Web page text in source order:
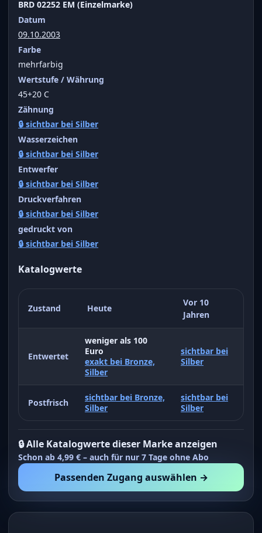
BRD 02252 EM (Einzelmarke)
Datum
09.10.2003
Farbe
mehrfarbig
Wertstufe / Währung
45+20 C
Zähnung
🔒 sichtbar bei Silber
Wasserzeichen
🔒 sichtbar bei Silber
Entwerfer
🔒 sichtbar bei Silber
Druckverfahren
🔒 sichtbar bei Silber
gedruckt von
🔒 sichtbar bei Silber
Katalogwerte
Zustand Heute
Vor 10
Jahren
Entwertet
weniger als 100
Euro
exakt bei Bronze,
Silber
sichtbar bei
Silber
Postfrisch
sichtbar bei Bronze,
Silber
sichtbar bei
Silber
🔒 Alle Katalogwerte dieser Marke anzeigen
Schon ab 4,99 € – auch für nur 7 Tage ohne Abo
Passenden Zugang auswählen →